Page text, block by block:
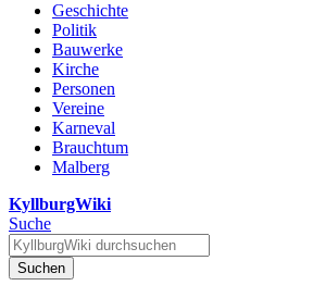
Geschichte
Politik
Bauwerke
Kirche
Personen
Vereine
Karneval
Brauchtum
Malberg
KyllburgWiki
Suche
Suchen